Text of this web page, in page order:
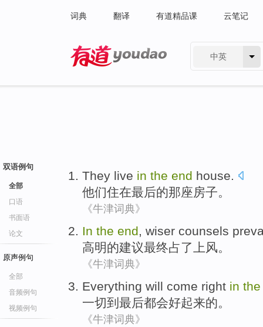
词典 翻译 有道精品课 云笔记
中英
双语例句
全部
口语
书面语
论文
原声例句
全部
音频例句
视频例句
They live in the end house.
他们住在最后的那座房子。
《牛津词典》
In the end, wiser counsels
高明的建议最终占了上风。
《牛津词典》
Everything will come right in
一切到 最后都会好起来的。
《牛津词典》